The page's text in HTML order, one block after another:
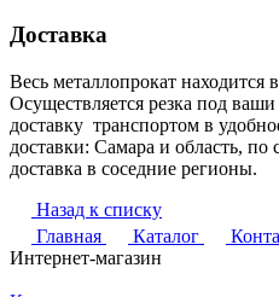
Доставка
Весь металлопрокат находится
Осуществляется резка под
доставку транспортом в
доставки: Самара и область,
доставка в соседние регионы.
Назад к списку
Главная
Каталог
Интернет-магазин